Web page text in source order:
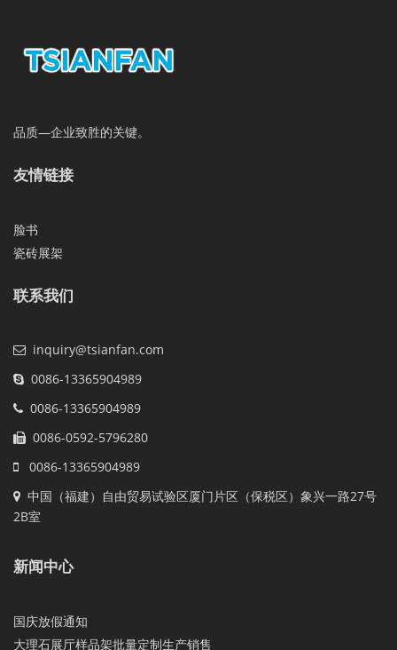
品质—企业致胜的关键。
友情链接
脸书
瓷砖展架
联系我们
inquiry@tsianfan.com
0086-13365904989
0086-13365904989
0086-0592-5796280
0086-13365904989
中国（福建）自由贸易试验区厦门片区（保税区）象兴一路27号
2B室
新闻中心
国庆放假通知
大理石展厅样品架批量定制生产销售